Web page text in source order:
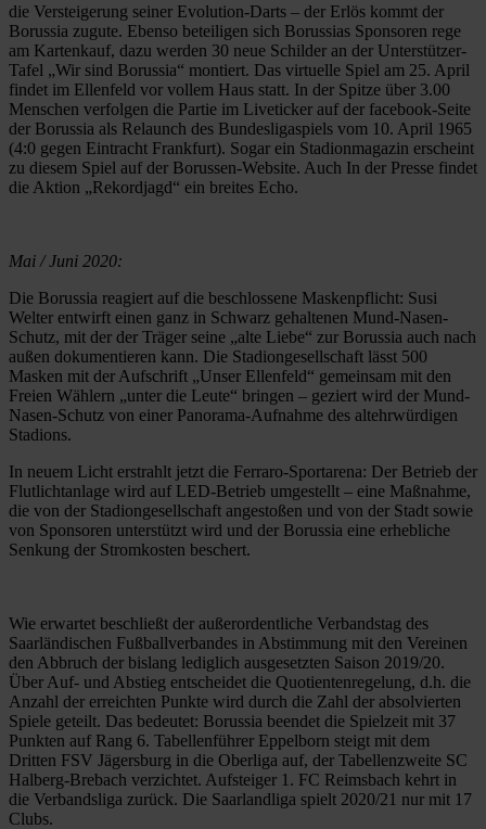
die Versteigerung seiner Evolution-Darts – der Erlös kommt der
Borussia zugute. Ebenso beteiligen sich Borussias Sponsoren rege
am Kartenkauf, dazu werden 30 neue Schilder an der Unterstützer-
Tafel „Wir sind Borussia“ montiert. Das virtuelle Spiel am 25. April
findet im Ellenfeld vor vollem Haus statt. In der Spitze über 3.00
Menschen verfolgen die Partie im Liveticker auf der facebook-Seite
der Borussia als Relaunch des Bundesligaspiels vom 10. April 1965
(4:0 gegen Eintracht Frankfurt). Sogar ein Stadionmagazin erscheint
zu diesem Spiel auf der Borussen-Website. Auch In der Presse findet
die Aktion „Rekordjagd“ ein breites Echo.
Mai / Juni 2020:
Die Borussia reagiert auf die beschlossene Maskenpflicht: Susi
Welter entwirft einen ganz in Schwarz gehaltenen Mund-Nasen-
Schutz, mit der der Träger seine „alte Liebe“ zur Borussia auch nach
außen dokumentieren kann. Die Stadiongesellschaft lässt 500
Masken mit der Aufschrift „Unser Ellenfeld“ gemeinsam mit den
Freien Wählern „unter die Leute“ bringen – geziert wird der Mund-
Nasen-Schutz von einer Panorama-Aufnahme des altehrwürdigen
Stadions.
In neuem Licht erstrahlt jetzt die Ferraro-Sportarena: Der Betrieb der
Flutlichtanlage wird auf LED-Betrieb umgestellt – eine Maßnahme,
die von der Stadiongesellschaft angestoßen und von der Stadt sowie
von Sponsoren unterstützt wird und der Borussia eine erhebliche
Senkung der Stromkosten beschert.
Wie erwartet beschließt der außerordentliche Verbandstag des
Saarländischen Fußballverbandes in Abstimmung mit den Vereinen
den Abbruch der bislang lediglich ausgesetzten Saison 2019/20.
Über Auf- und Abstieg entscheidet die Quotientenregelung, d.h. die
Anzahl der erreichten Punkte wird durch die Zahl der absolvierten
Spiele geteilt. Das bedeutet: Borussia beendet die Spielzeit mit 37
Punkten auf Rang 6. Tabellenführer Eppelborn steigt mit dem
Dritten FSV Jägersburg in die Oberliga auf, der Tabellenzweite SC
Halberg-Brebach verzichtet. Aufsteiger 1. FC Reimsbach kehrt in
die Verbandsliga zurück. Die Saarlandliga spielt 2020/21 nur mit 17
Clubs.